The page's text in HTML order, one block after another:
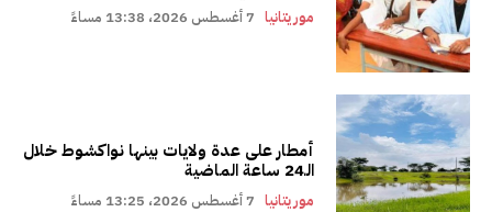
موريتانيا 7 أغسطس 2026، 13:38 مساءً
أمطار على عدة ولايات بينها نواكشوط خلال
الـ24 ساعة الماضية
موريتانيا 7 أغسطس 2026، 13:25 مساءً